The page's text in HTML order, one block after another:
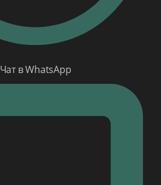
Чат в WhatsApp